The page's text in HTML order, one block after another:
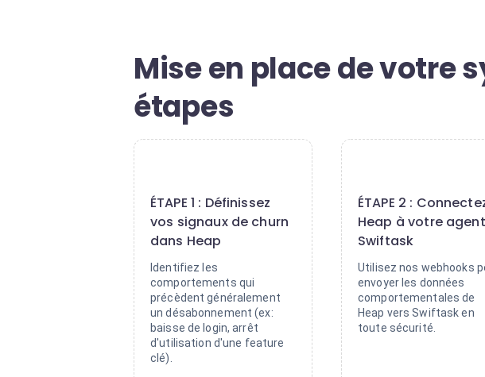
Mise en place de votre
étapes
ÉTAPE 1 : Définissez
vos signaux de churn
dans Heap
Identifiez les
comportements qui
précèdent généralement
un désabonnement (ex:
baisse de login, arrêt
d'utilisation d'une feature
clé).
ÉTAPE 2 :
Heap à votre agent
Swiftask
Utilisez nos webhooks
envoyer les données
comportementales de
Heap vers Swiftask en
toute sécurité.